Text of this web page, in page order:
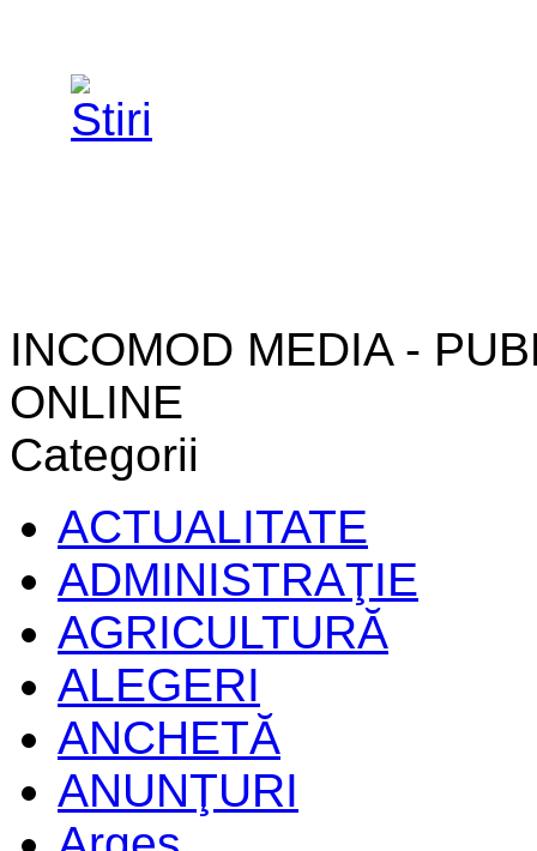
INCOMOD MEDIA -
ONLINE
Categorii
ACTUALITATE
ADMINISTRAŢIE
AGRICULTURĂ
ALEGERI
ANCHETĂ
ANUNŢURI